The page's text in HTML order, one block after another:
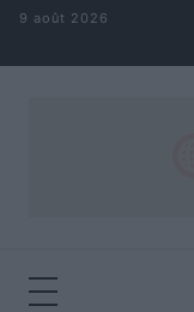
Aller au contenu
9 août 2026